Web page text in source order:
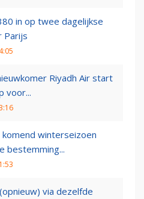
in op twee dagelijkse
Parijs
Riyadh Air start
voor...
komend winterseizoen
bestemming...
via dezelfde